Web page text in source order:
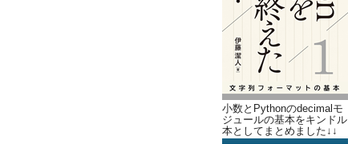
小数とPythonのdecimalモ
ジュールの基本をキンドル
本としてまとめました↓↓